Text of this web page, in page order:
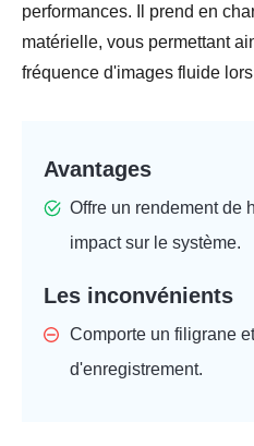
performances. Il prend en
matérielle, vous permettant
fréquence d'images fluide
Avantages
Offre un rendement de
impact sur le système.
Les inconvénients
Comporte un filigrane
d'enregistrement.